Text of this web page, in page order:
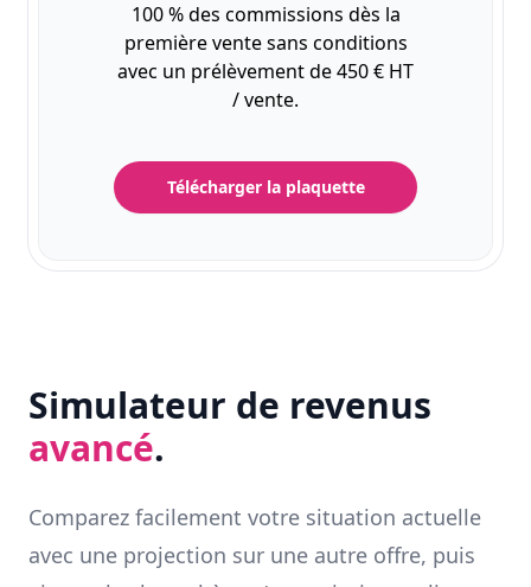
100 % des commissions dès la
première vente sans conditions
avec un prélèvement de 450 € HT
/ vente.
Télécharger la plaquette
Simulateur de revenus
avancé.
Comparez facilement votre situation actuelle
avec une projection sur une autre offre, puis